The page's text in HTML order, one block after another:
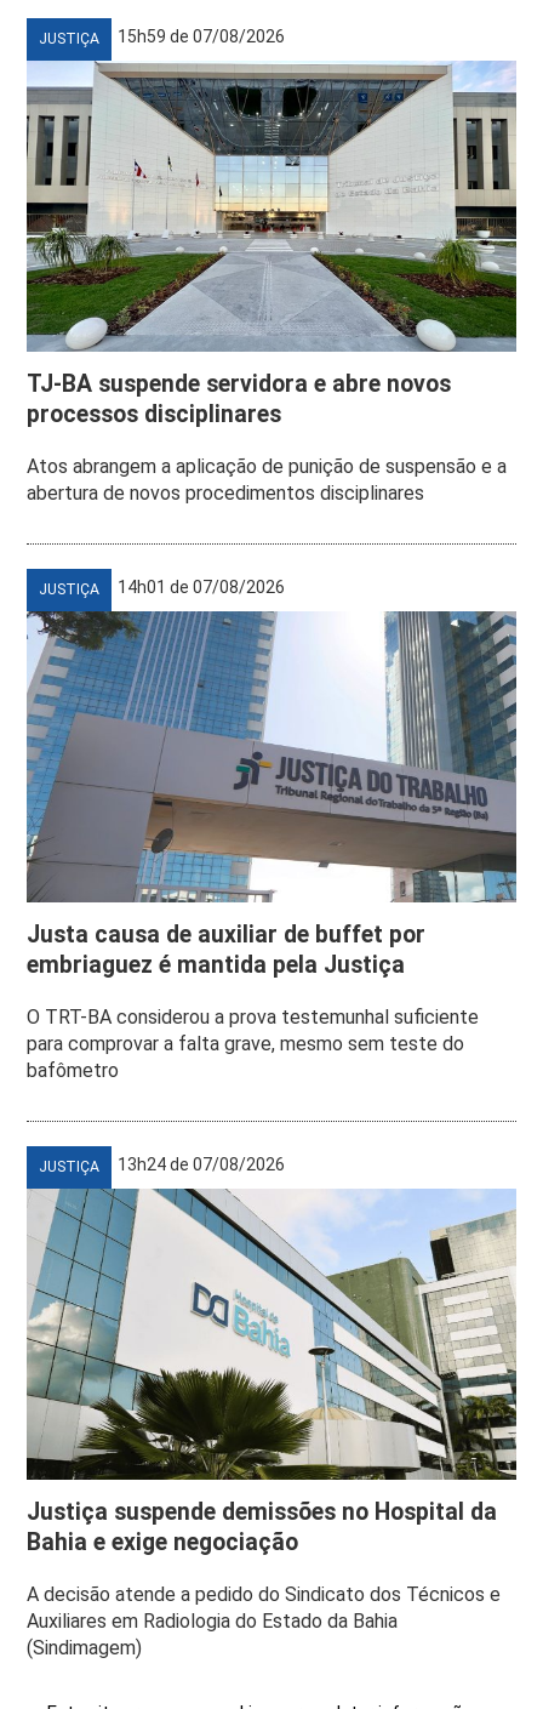
JUSTIÇA 15h59 de 07/08/2026
TJ-BA suspende servidora e abre novos
processos disciplinares
Atos abrangem a aplicação de punição de suspensão e a
abertura de novos procedimentos disciplinares
JUSTIÇA 14h01 de 07/08/2026
Justa causa de auxiliar de buffet por
embriaguez é mantida pela Justiça
O TRT-BA considerou a prova testemunhal suficiente
para comprovar a falta grave, mesmo sem teste do
bafômetro
JUSTIÇA 13h24 de 07/08/2026
Justiça suspende demissões no Hospital da
Bahia e exige negociação
A decisão atende a pedido do Sindicato dos Técnicos e
Auxiliares em Radiologia do Estado da Bahia
(Sindimagem)